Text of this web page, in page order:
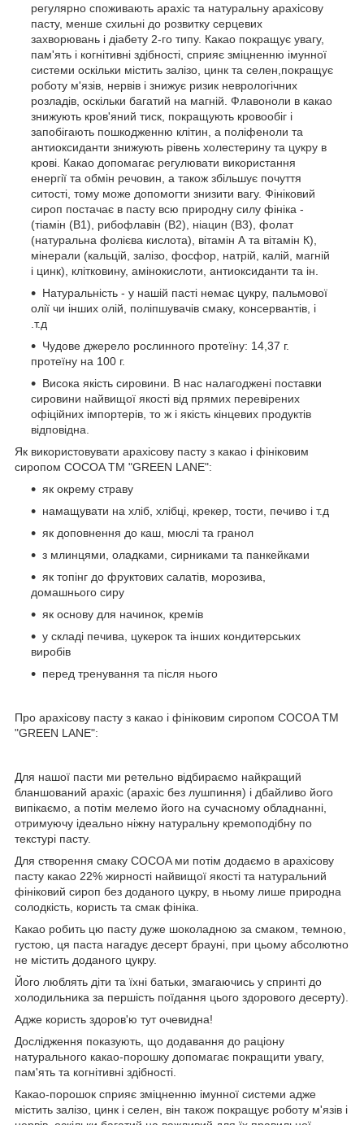
регулярно споживають арахіс та натуральну арахісову
пасту, менше схильні до розвитку серцевих
захворювань і діабету 2-го типу. Какао покращує увагу,
пам'ять і когнітивні здібності, сприяє зміцненню імунної
системи оскільки містить залізо, цинк та селен,покращує
роботу м'язів, нервів і знижує ризик неврологічних
розладів, оскільки багатий на магній. Флавоноли в какао
знижують кров'яний тиск, покращують кровообіг і
запобігають пошкодженню клітин, а поліфеноли та
антиоксиданти знижують рівень холестерину та цукру в
крові. Какао допомагає регулювати використання
енергії та обмін речовин, а також збільшує почуття
ситості, тому може допомогти знизити вагу. Фініковий
сироп постачає в пасту всю природну силу фініка -
(тіамін (B1), рибофлавін (B2), ніацин (B3), фолат
(натуральна фолієва кислота), вітамін А та вітамін К),
мінерали (кальцій, залізо, фосфор, натрій, калій, магній
і цинк), клітковину, амінокислоти, антиоксиданти та ін.
Натуральність - у нашій пасті немає цукру, пальмової
олії чи інших олій, поліпшувачів смаку, консервантів, і
.т.д
Чудове джерело рослинного протеїну: 14,37 г.
протеїну на 100 г.
Висока якість сировини. В нас налагоджені поставки
сировини найвищої якості від прямих перевірених
офіційних імпортерів, то ж і якість кінцевих продуктів
відповідна.
Як використовувати арахісову пасту з какао і фініковим
сиропом COCOA ТМ "GREEN LANE":
як окрему страву
намащувати на хліб, хлібці, крекер, тости, печиво і т.д
як доповнення до каш, мюслі та гранол
з млинцями, оладками, сирниками та панкейками
як топінг до фруктових салатів, морозива,
домашнього сиру
як основу для начинок, кремів
у складі печива, цукерок та інших кондитерських
виробів
перед тренування та після нього
Про арахісову пасту з какао і фініковим сиропом COCOA ТМ
"GREEN LANE":
Для нашої пасти ми ретельно відбираємо найкращий
бланшований арахіс (арахіс без лушпиння) і дбайливо його
випікаємо, а потім мелемо його на сучасному обладнанні,
отримуючу ідеально ніжну натуральну кремоподібну по
текстурі пасту.
Для створення смаку COCOA ми потім додаємо в арахісову
пасту какао 22% жирності найвищої якості та натуральний
фініковий сироп без доданого цукру, в ньому лише природна
солодкість, користь та смак фініка.
Какао робить цю пасту дуже шоколадною за смаком, темною,
густою, ця паста нагадує десерт брауні, при цьому абсолютно
не містить доданого цукру.
Його люблять діти та їхні батьки, змагаючись у спринті до
холодильника за першість поїдання цього здорового десерту).
Адже користь здоров'ю тут очевидна!
Дослідження показують, що додавання до раціону
натурального какао-порошку допомагає покращити увагу,
пам'ять та когнітивні здібності.
Какао-порошок сприяє зміцненню імунної системи адже
містить залізо, цинк і селен, він також покращує роботу м'язів і